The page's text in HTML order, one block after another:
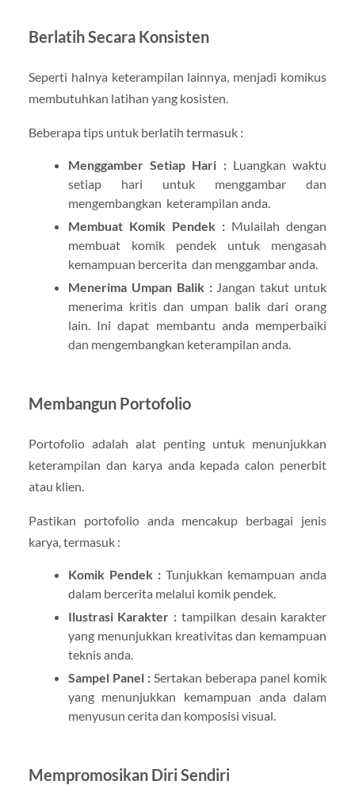
Berlatih Secara Konsisten
Seperti halnya keterampilan lainnya, menjadi komikus
membutuhkan latihan yang kosisten.
Beberapa tips untuk berlatih termasuk :
Menggamber Setiap Hari : Luangkan waktu
setiap hari untuk menggambar dan
mengembangkan keterampilan anda.
Membuat Komik Pendek : Mulailah dengan
membuat komik pendek untuk mengasah
kemampuan bercerita dan menggambar anda.
Menerima Umpan Balik : Jangan takut untuk
menerima kritis dan umpan balik dari orang
lain. Ini dapat membantu anda memperbaiki
dan mengembangkan keterampilan anda.
Membangun Portofolio
Portofolio adalah alat penting untuk menunjukkan
keterampilan dan karya anda kepada calon penerbit
atau klien.
Pastikan portofolio anda mencakup berbagai jenis
karya, termasuk :
Komik Pendek :Tunjukkan kemampuan anda
dalam bercerita melalui komik pendek.
Ilustrasi Karakter : tampilkan desain karakter
yang menunjukkan kreativitas dan kemampuan
teknis anda.
Sampel Panel : Sertakan beberapa panel komik
yang menunjukkan kemampuan anda dalam
menyusun cerita dan komposisi visual.
Mempromosikan Diri Sendiri